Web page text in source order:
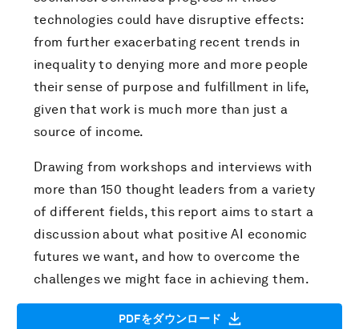
technologies could have disruptive effects:
from further exacerbating recent trends in
inequality to denying more and more people
their sense of purpose and fulfillment in life,
given that work is much more than just a
source of income.
Drawing from workshops and interviews with
more than 150 thought leaders from a variety
of different fields, this report aims to start a
discussion about what positive AI economic
futures we want, and how to overcome the
challenges we might face in achieving them.
PDFをダウンロード